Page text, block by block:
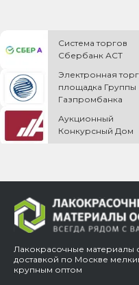
Система торгов
Сбербанк АСТ
Электронная
площадка Группы
Газпромбанка
Аукционный
Конкурсный Дом
Лакокрасочные материалы
доставкой по Москве
крупным оптом